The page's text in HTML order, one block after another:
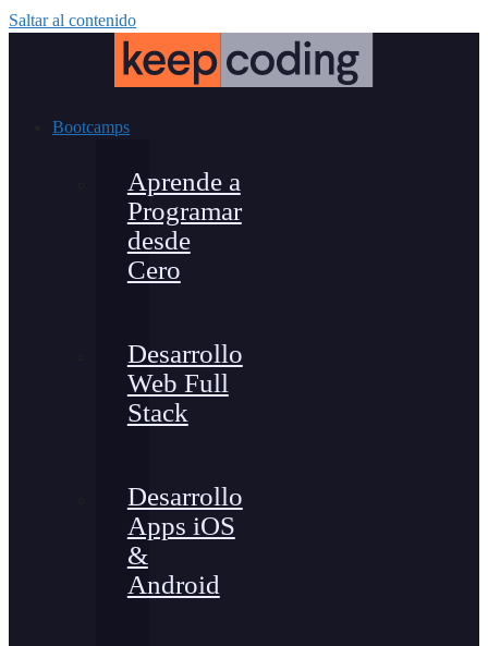
Saltar al contenido
Bootcamps
Aprende a
Programar
desde
Cero
Desarrollo
Web Full
Stack
Desarrollo
Apps iOS
&
Android